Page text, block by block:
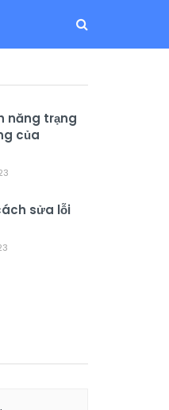
năng trạng
của
sửa lỗi